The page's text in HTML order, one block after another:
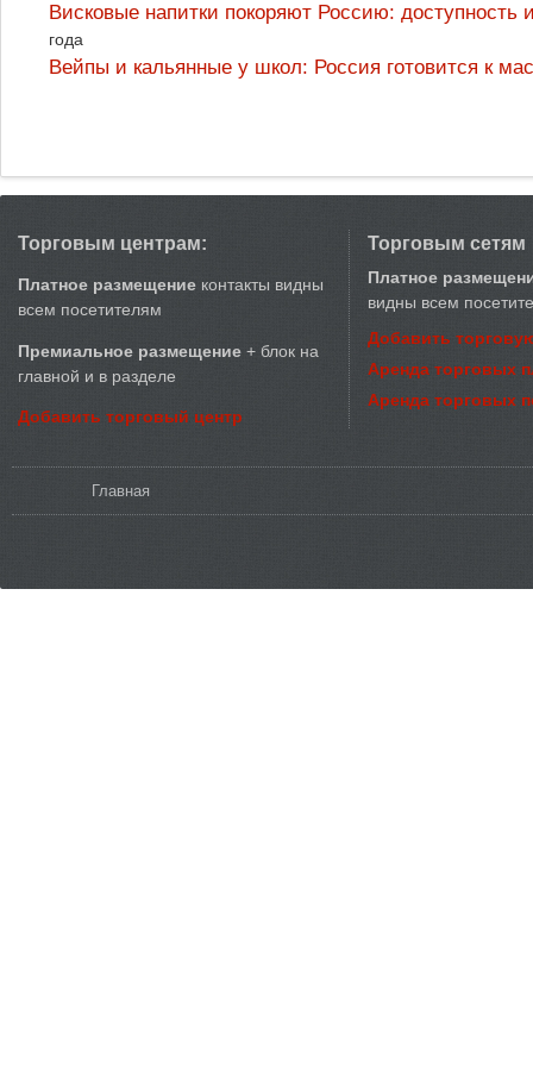
Висковые напитки покоряют Россию:
года
Вейпы и кальянные у школ: Россия готовится к
Торговым центрам:
Платное размещение контакты видны
всем посетителям
Премиальное размещение + блок на
главной и в разделе
Добавить торговый центр
Торговым сетям
Платное
видны всем
Добавить
Аренда торговых
Аренда торговых
Главная